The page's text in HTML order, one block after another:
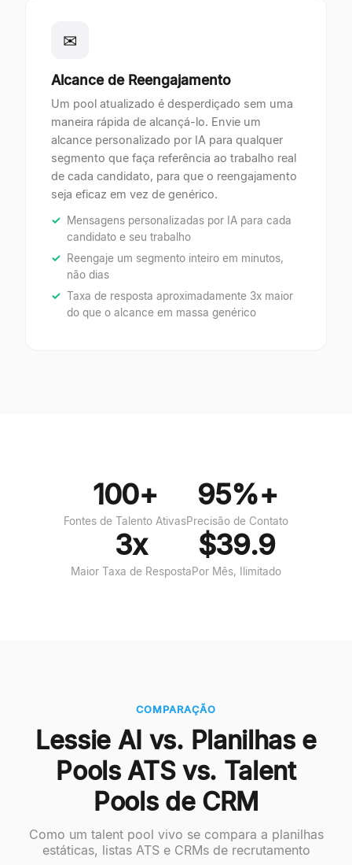
✉
Alcance de Reengajamento
Um pool atualizado é desperdiçado sem uma
maneira rápida de alcançá-lo. Envie um
alcance personalizado por IA para qualquer
segmento que faça referência ao trabalho real
de cada candidato, para que o reengajamento
seja eficaz em vez de genérico.
Mensagens personalizadas por IA para cada
candidato e seu trabalho
Reengaje um segmento inteiro em minutos,
não dias
Taxa de resposta aproximadamente 3x maior
do que o alcance em massa genérico
100+
Fontes de Talento Ativas
95%+
Precisão de Contato
3x
Maior Taxa de Resposta
$39.9
Por Mês, Ilimitado
COMPARAÇÃO
Lessie AI vs. Planilhas e
Pools ATS vs. Talent
Pools de CRM
Como um talent pool vivo se compara a planilhas
estáticas, listas ATS e CRMs de recrutamento